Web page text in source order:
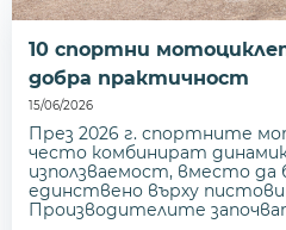
10 спортни
добра практичност
15/06/2026
През 2026 г. спортните
често комбинират
използваемост, вместо да
единствено върху
Производителите